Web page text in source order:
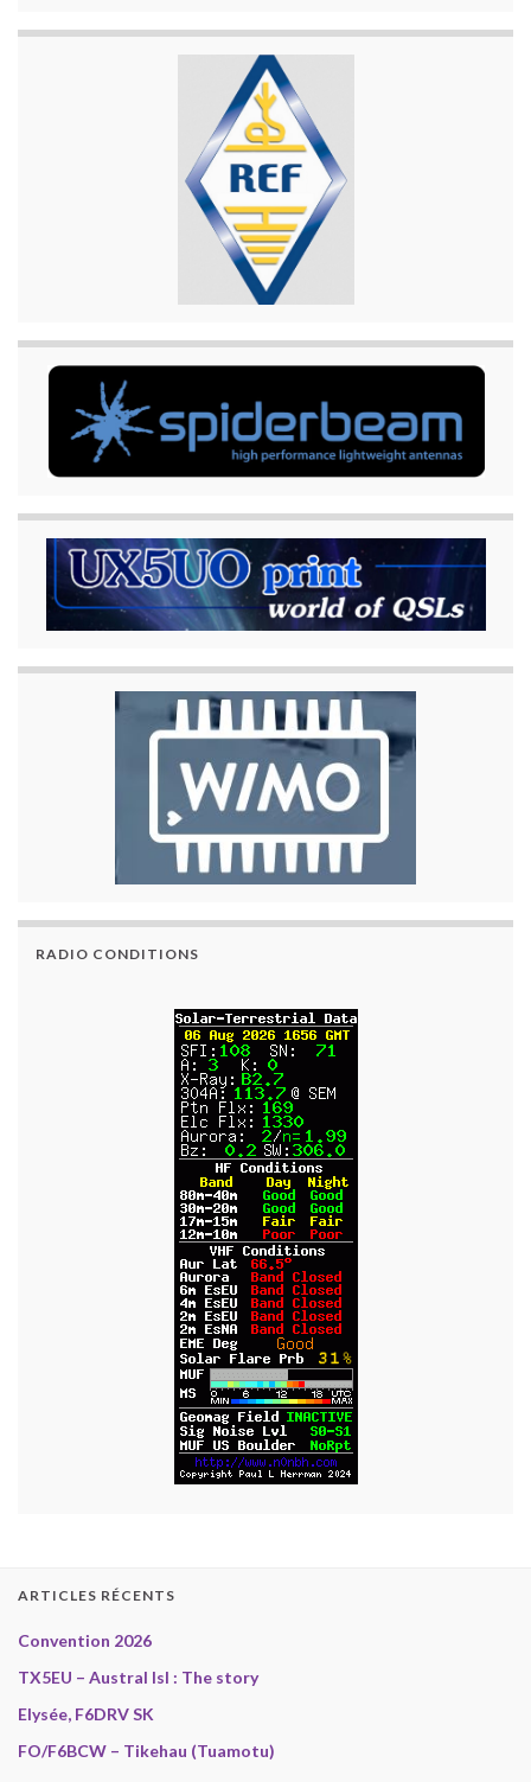
RADIO CONDITIONS
ARTICLES RÉCENTS
Convention 2026
TX5EU – Austral Isl : The story
Elysée, F6DRV SK
FO/F6BCW – Tikehau (Tuamotu)